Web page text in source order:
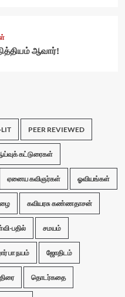
ஆவார்!
PEER REVIEWED
கட்டுரைகள்
ஏனைய கவிஞர்கள் ஓவியங்கள்
கவியரசு கண்ணதாசன்
பதில் சமயம்
பா நயம் ஜோதிடம்
திரை தொடர்கதை